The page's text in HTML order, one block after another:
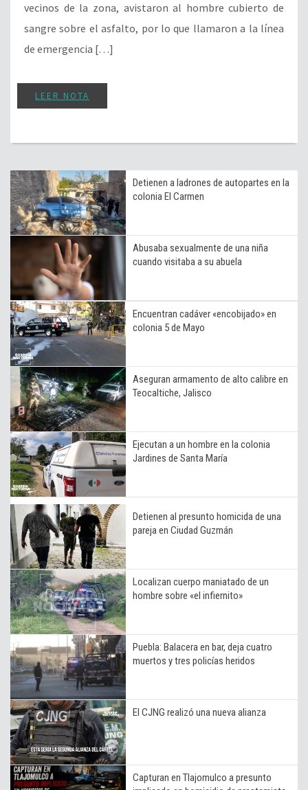
vecinos de la zona, avistaron al hombre cubierto de
sangre sobre el asfalto, por lo que llamaron a la línea
de emergencia […]
LEER NOTA
Detienen a ladrones de autopartes en la
colonia El Carmen
Abusaba sexualmente de una niña
cuando visitaba a su abuela
Encuentran cadáver «encobijado» en
colonia 5 de Mayo
Aseguran armamento de alto calibre en
Teocaltiche, Jalisco
Ejecutan a un hombre en la colonia
Jardines de Santa María
Detienen al presunto homicida de una
pareja en Ciudad Guzmán
Localizan cuerpo maniatado de un
hombre sobre «el infiernito»
Puebla: Balacera en bar, deja cuatro
muertos y tres policías heridos
El CJNG realizó una nueva alianza
Capturan en Tlajomulco a presunto